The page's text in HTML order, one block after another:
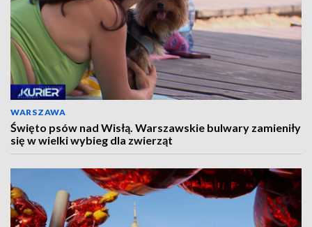
WARSZAWA
Święto psów nad Wisłą. Warszawskie bulwary zamieniły
się w wielki wybieg dla zwierząt